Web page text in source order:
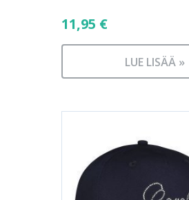
11,95 €
LUE LISÄÄ »